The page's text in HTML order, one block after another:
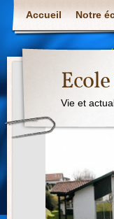
Accueil Notre
Vie et